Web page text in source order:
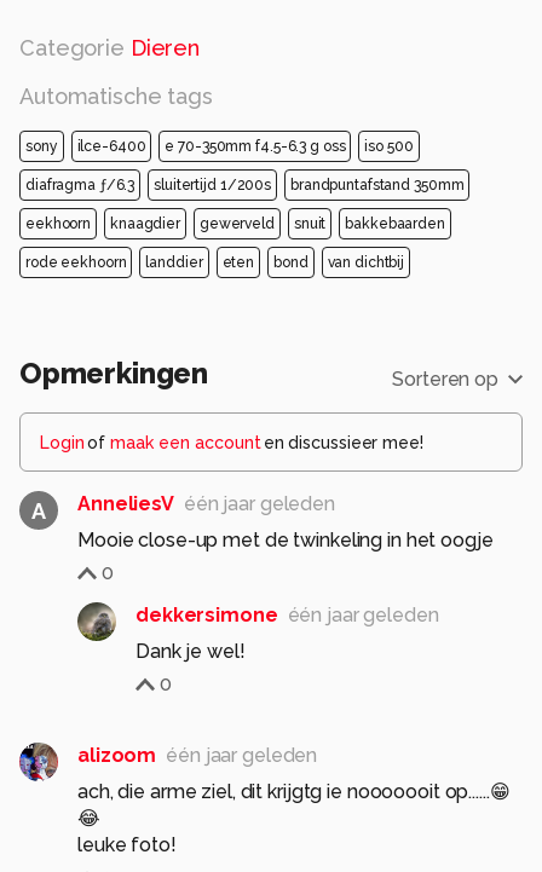
Categorie Dieren
Automatische tags
sony ilce-6400 e 70-350mm f4.5-6.3 g oss iso 500
diafragma ƒ/6.3 sluitertijd 1/200s brandpuntafstand 350mm
eekhoorn knaagdier gewerveld snuit bakkebaarden
rode eekhoorn landdier eten bond van dichtbij
Opmerkingen Sorteren op
Loginof maak een account en discussieer mee!
A AnneliesV één jaar geleden
Mooie close-up met de twinkeling in het oogje
0
dekkersimone één jaar geleden
Dank je wel!
0
alizoom één jaar geleden
ach, die arme ziel, dit krijgtg ie nooooooit op......😁
😂
leuke foto!